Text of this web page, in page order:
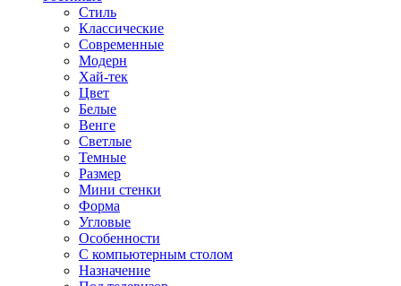
Стиль
Классические
Современные
Модерн
Хай-тек
Цвет
Белые
Венге
Светлые
Темные
Размер
Мини стенки
Форма
Угловые
Особенности
С компьютерным столом
Назначение